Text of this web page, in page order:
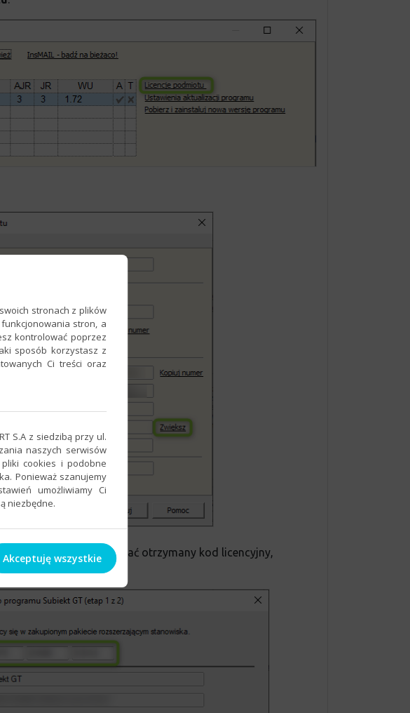
będzie można wpisać otrzymany kod licencyjny,
stanowisk.
stronach z plików
stron, a
kontrolować poprzez
sposób korzystasz z
Ci treści oraz
S.A z siedzibą przy ul.
naszych serwisów
cookies i podobne
Ponieważ szanujemy
umożliwiamy Ci
niezbędne.
Akceptuję wszystkie